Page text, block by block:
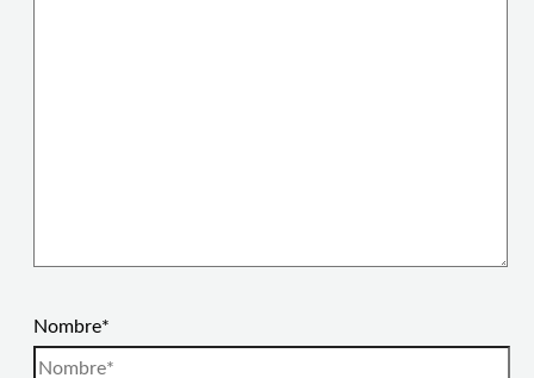
Nombre*